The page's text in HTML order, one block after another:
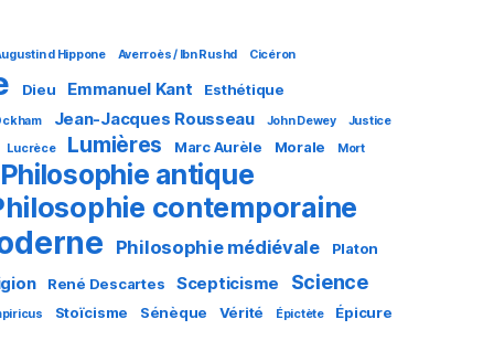
d Hippone Averroès / Ibn Rushd Cicéron
Dieu Emmanuel Kant
Esthétique
Jean-Jacques Rousseau John Dewey
Justice
Lucrèce Lumières Marc Aurèle Morale Mort
Philosophie antique
contemporaine
Philosophie médiévale Platon
René Descartes Scepticisme Science
Stoïcisme Sénèque Vérité Épictète Épicure